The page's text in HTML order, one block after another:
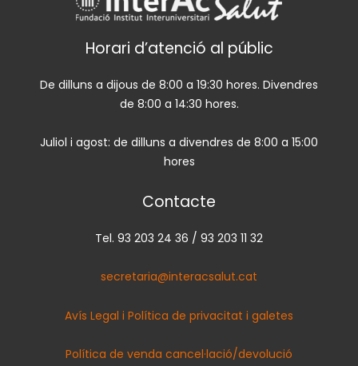
Horari d’atenció al públic
De dilluns a dijous de 8:00 a 19:30 hores. Divendres
de 8:00 a 14:30 hores.
Juliol i agost: de dilluns a divendres de 8:00 a 15:00
hores
Contacte
Tel. 93 203 24 36 / 93 203 11 32
secretaria@interacsalut.cat
Avís Legal i Política de privacitat i galetes
Política de venda cancel·lació/devolució